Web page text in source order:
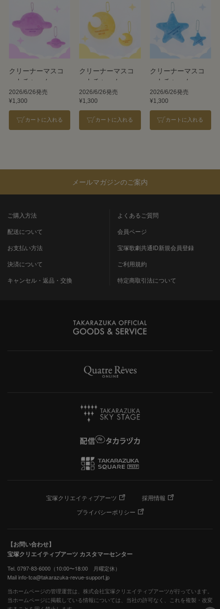
クリーナーマスコ
ットチャーム
【Cosmos】
2026/6/26発売
¥1,300
カートに入れる
クリーナーマスコ
ットチャーム
【Moon】
2026/6/26発売
¥1,300
カートに入れる
クリーナーマスコ
ットチャーム
【Star】
2026/6/26発売
¥1,300
カートに入れる
メールマガジンのご案内
ご購入方法
配送について
お支払い方法
決済について
キャンセル・返品・交換
よくあるご質問
会員ページ
宝塚歌劇共通ID新規会員登録
ご利用規約
特定商取引法について
宝塚クリエイティブアーツ
採用情報
プライバシーポリシー
【お問い合わせ】
宝塚クリエイティブアーツ カスタマーセンター
Tel. 0797-83-6000（10:00〜18:00 月曜定休）
Mail info-tca@takarazuka-revue-support.jp
当ホームページの管理運営は、株式会社宝塚クリエイティブアーツが行っています。
当ホームページに掲載している情報については、当社の許可なく、これを複製・改変